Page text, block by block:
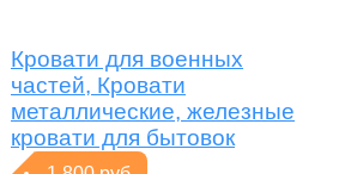
Кровати для военных
частей, Кровати
металлические, железные
кровати для бытовок